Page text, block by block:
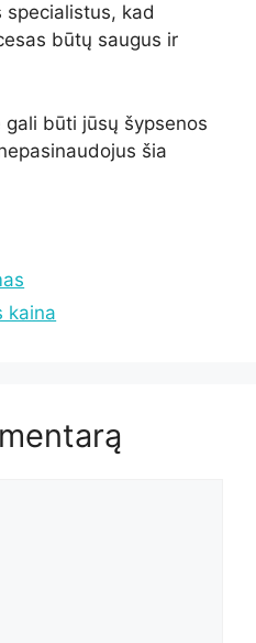
kad
būtų saugus ir
būti jūsų šypsenos
šia
kaina